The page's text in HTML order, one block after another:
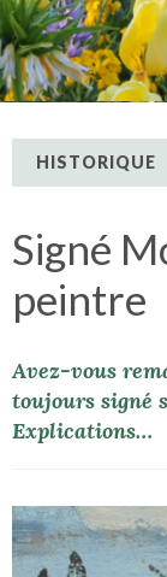
HISTORIQUE
Signé
peintre
Avez-vous
toujours signé
Explications…